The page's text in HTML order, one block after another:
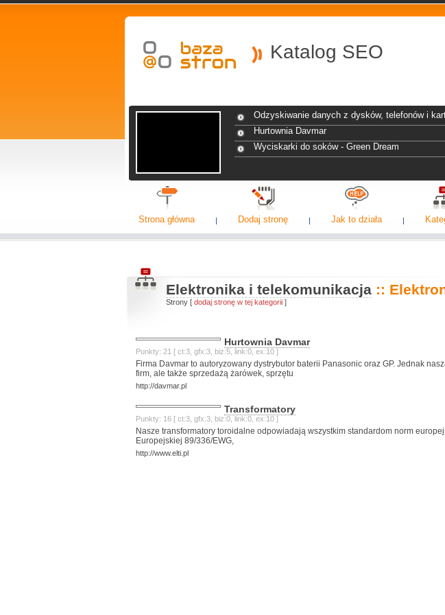
Katalog SEO
Odzyskiwanie danych z dysków, telefonów i
Hurtownia Davmar
Wyciskarki do soków - Green Dream
Strona główna Dodaj stronę Jak to działa
Elektronika i telekomunikacja ::
Strony [ dodaj stronę w tej kategorii ]
Hurtownia Davmar
Punkty: 21 [ ct:3, gfx:3, biz:5, link:0, ex:10 ]
Firma Davmar to autoryzowany dystrybutor baterii Panasonic oraz GP. Jednak
firm, ale także sprzedażą żarówek, sprzętu
http://davmar.pl
Transformatory
Punkty: 16 [ ct:3, gfx:3, biz:0, link:0, ex:10 ]
Nasze transformatory toroidalne odpowiadają wszystkim standardom norm
Europejskiej 89/336/EWG,
http://www.elti.pl